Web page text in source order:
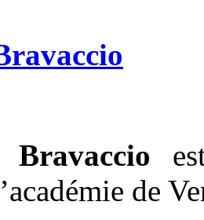
Bravaccio
de